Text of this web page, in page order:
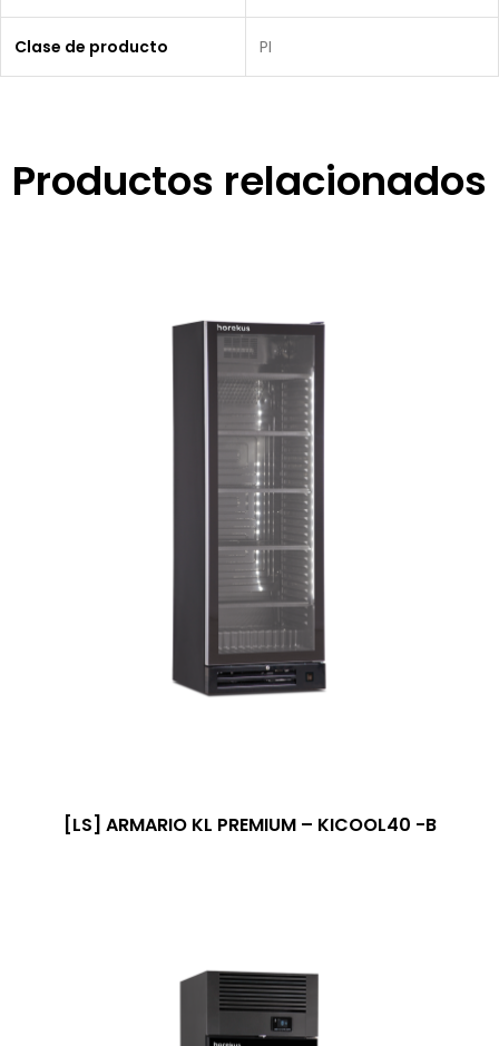
Clase de producto PI
Productos relacionados
[LS] ARMARIO KL PREMIUM – KICOOL40 -B